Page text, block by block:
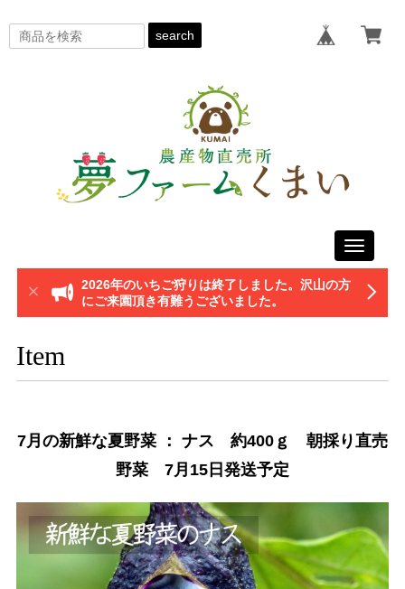
search
Toggle
2026年のいちご狩りは終了しました。沢山の方
にご来園頂き有難うございました。
Item
7月の新鮮な夏野菜 ： ナス 約400ｇ 朝採り直売
野菜 7月15日発送予定